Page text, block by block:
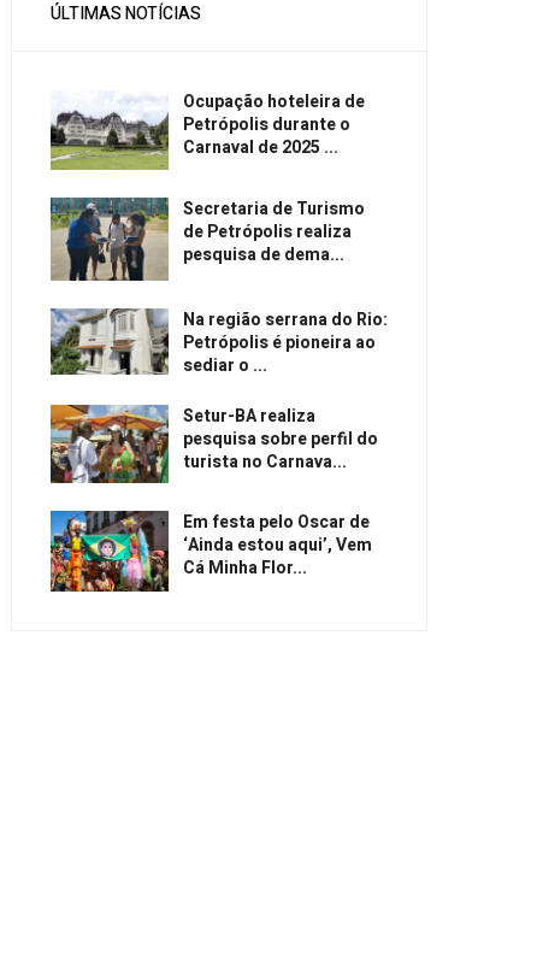
ÚLTIMAS NOTÍCIAS
Ocupação hoteleira de
Petrópolis durante o
Carnaval de 2025 ...
Secretaria de Turismo
de Petrópolis realiza
pesquisa de dema...
Na região serrana do Rio:
Petrópolis é pioneira ao
sediar o ...
Setur-BA realiza
pesquisa sobre perfil do
turista no Carnava...
Em festa pelo Oscar de
‘Ainda estou aqui’, Vem
Cá Minha Flor...